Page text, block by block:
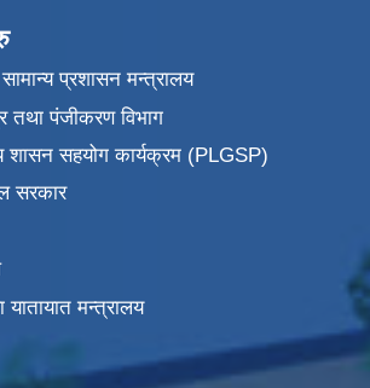
प्रशासन मन्त्रालय
तथा पंजीकरण विभाग
शासन सहयोग कार्यक्रम (PLGSP)
सरकार
यातायात मन्त्रालय